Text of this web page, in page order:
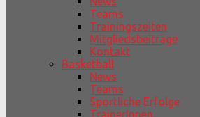
Teams
Trainingszeiten
Mitgliedsbeiträge
Kontakt
Basketball
News
Teams
Sportliche Erfolge
TrainerInnen